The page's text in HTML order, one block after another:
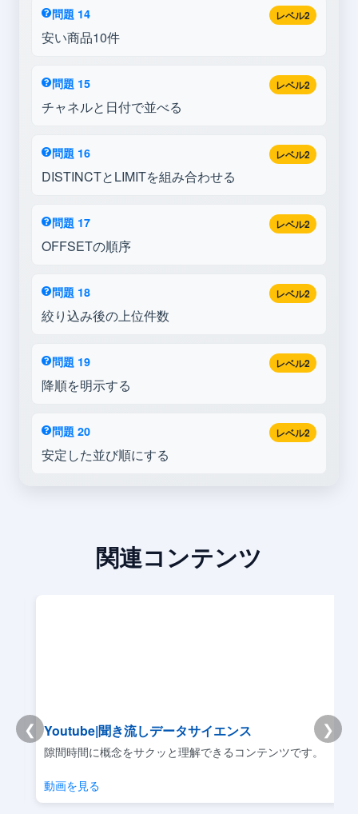
レベル2
問題 14
安い商品10件
レベル2
問題 15
チャネルと日付で並べる
レベル2
問題 16
DISTINCTとLIMITを組み合わせる
レベル2
問題 17
OFFSETの順序
レベル2
問題 18
絞り込み後の上位件数
レベル2
問題 19
降順を明示する
レベル2
問題 20
安定した並び順にする
関連コンテンツ
❮ ❯
Youtube|聞き流しデータサイエンス
隙間時間に概念をサクッと理解できるコンテンツです。
動画を見る